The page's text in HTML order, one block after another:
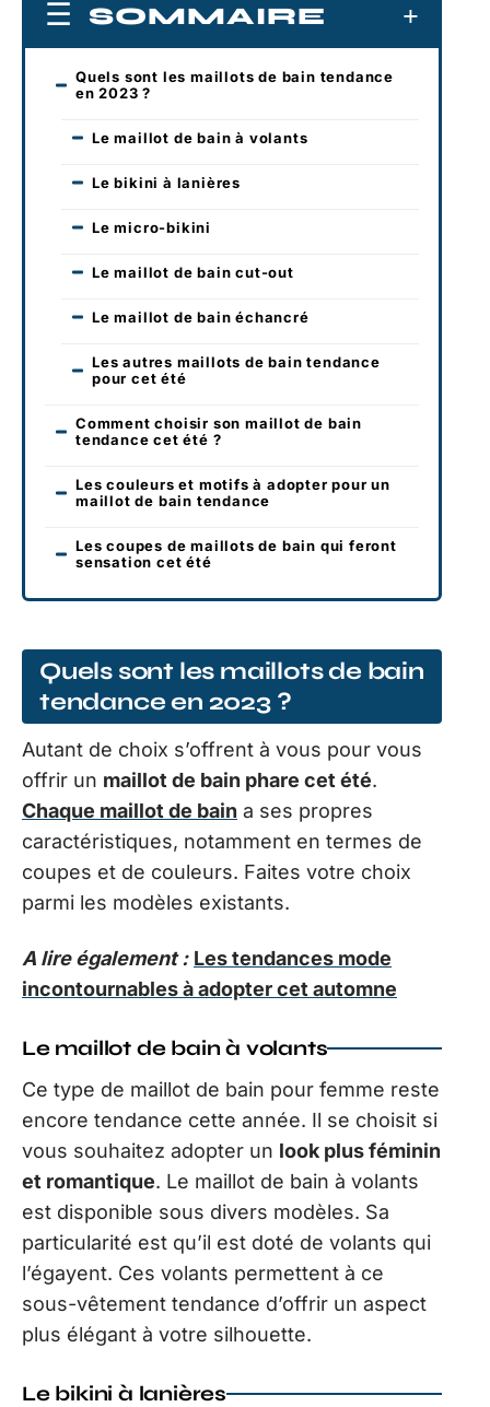
SOMMAIRE
Quels sont les maillots de bain tendance
en 2023 ?
Le maillot de bain à volants
Le bikini à lanières
Le micro-bikini
Le maillot de bain cut-out
Le maillot de bain échancré
Les autres maillots de bain tendance
pour cet été
Comment choisir son maillot de bain
tendance cet été ?
Les couleurs et motifs à adopter pour un
maillot de bain tendance
Les coupes de maillots de bain qui feront
sensation cet été
Quels sont les maillots de bain
tendance en 2023 ?
Autant de choix s’offrent à vous pour vous
offrir un maillot de bain phare cet été.
Chaque maillot de bain a ses propres
caractéristiques, notamment en termes de
coupes et de couleurs. Faites votre choix
parmi les modèles existants.
A lire également : Les tendances mode
incontournables à adopter cet automne
Le maillot de bain à volants
Ce type de maillot de bain pour femme reste
encore tendance cette année. Il se choisit si
vous souhaitez adopter un look plus féminin
et romantique. Le maillot de bain à volants
est disponible sous divers modèles. Sa
particularité est qu’il est doté de volants qui
l’égayent. Ces volants permettent à ce
sous-vêtement tendance d’offrir un aspect
plus élégant à votre silhouette.
Le bikini à lanières